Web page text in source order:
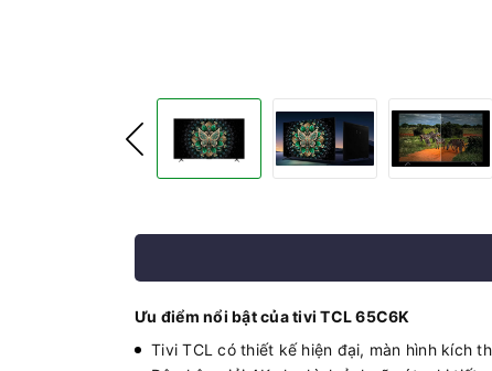
Ưu điểm nổi bật của tivi TCL 65C6K
Tivi TCL có thiết kế hiện đại, màn hình kích